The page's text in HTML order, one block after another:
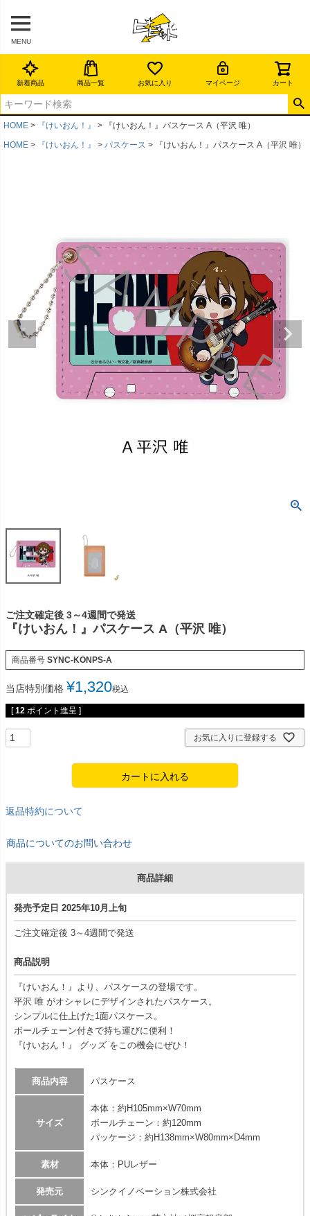
MENU
新着商品 商品一覧 お気に入り マイページ カート
HOME 『けいおん！』
『けいおん！』パスケース A（平沢 唯）
HOME
『けいおん！』 パスケース 『けいおん！』パスケース A（平沢 唯）
ご注文確定後 3～4週間で発送
『けいおん！』パスケース A（平沢 唯）
商品番号 SYNC-KONPS-A
当店特別価格 ¥1,320税込
[ 12 ポイント進呈 ]
お気に入りに登録する
カートに入れる
返品特約について
商品についてのお問い合わせ
商品詳細
発売予定日 2025年10月上旬
ご注文確定後 3～4週間で発送
商品説明
『けいおん！』より、パスケースの登場です。
平沢 唯 がオシャレにデザインされたパスケース。
シンプルに仕上げた1面パスケース。
ボールチェーン付きで持ち運びに便利！
『けいおん！』 グッズ をこの機会にぜひ！
商品内容 パスケース
サイズ
本体：約H105mm×W70mm
ボールチェーン：約120mm
パッケージ：約H138mm×W80mm×D4mm
素材 本体：PUレザー
発売元 シンクイノベーション株式会社